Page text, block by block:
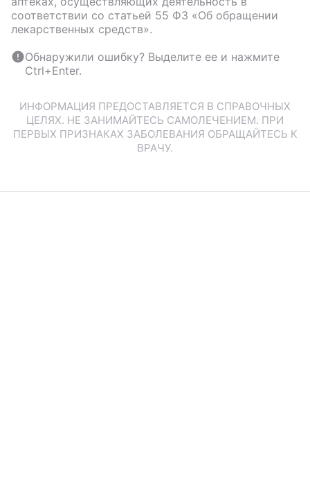
соответствии со статьей 55 ФЗ «Об обращении
лекарственных средств».
Обнаружили ошибку? Выделите ее и нажмите
Ctrl+Enter.
ИНФОРМАЦИЯ ПРЕДОСТАВЛЯЕТСЯ В СПРАВОЧНЫХ
ЦЕЛЯХ. НЕ ЗАНИМАЙТЕСЬ САМОЛЕЧЕНИЕМ. ПРИ
ПЕРВЫХ ПРИЗНАКАХ ЗАБОЛЕВАНИЯ ОБРАЩАЙТЕСЬ К
ВРАЧУ.